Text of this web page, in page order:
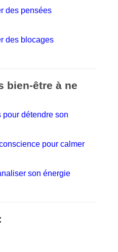
des pensées
des blocages
bien-être à ne
pour détendre son
pour calmer
son énergie